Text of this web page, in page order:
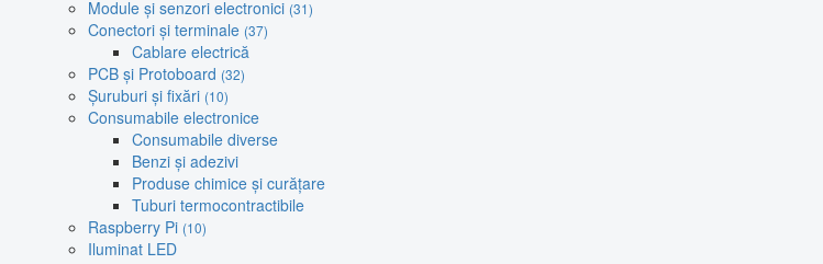
Module și senzori electronici (31)
Conectori și terminale (37)
Cablare electrică
PCB și Protoboard (32)
Șuruburi și fixări (10)
Consumabile electronice
Consumabile diverse
Benzi și adezivi
Produse chimice și curățare
Tuburi termocontractibile
Raspberry Pi (10)
Iluminat LED